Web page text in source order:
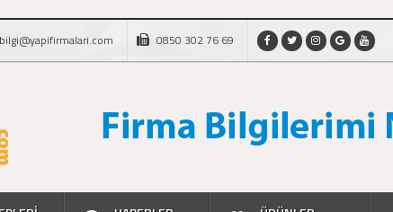
bilgi@yapifirmalari.com 0850 302 76 69